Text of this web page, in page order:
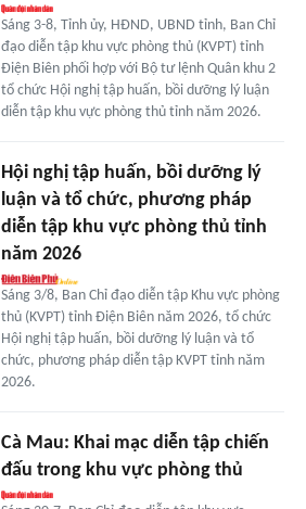
Sáng 3-8, Tỉnh ủy, HĐND, UBND tỉnh, Ban Chỉ
đạo diễn tập khu vực phòng thủ (KVPT) tỉnh
Điện Biên phối hợp với Bộ tư lệnh Quân khu 2
tổ chức Hội nghị tập huấn, bồi dưỡng lý luận
diễn tập khu vực phòng thủ tỉnh năm 2026.
Hội nghị tập huấn, bồi dưỡng lý
luận và tổ chức, phương pháp
diễn tập khu vực phòng thủ tỉnh
năm 2026
Sáng 3/8, Ban Chỉ đạo diễn tập Khu vực phòng
thủ (KVPT) tỉnh Điện Biên năm 2026, tổ chức
Hội nghị tập huấn, bồi dưỡng lý luận và tổ
chức, phương pháp diễn tập KVPT tỉnh năm
2026.
Cà Mau: Khai mạc diễn tập chiến
đấu trong khu vực phòng thủ